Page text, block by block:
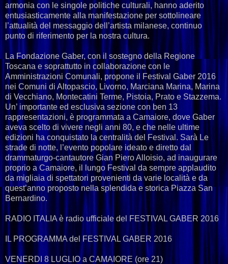
armonia con le singole politiche culturali, hanno aderito
entusiasticamente alla manifestazione per sottolineare
l’attualità del messaggio dell’artista milanese, continuo
punto di riferimento per la nostra cultura.
La Fondazione Gaber, con il sostegno della Regione
Toscana e soprattutto in collaborazione con le
Amministrazioni Comunali, propone il Festival Gaber 2016
nei Comuni di Altopascio, Livorno, Marciana Marina, Marina
di Vecchiano, Montecatini Terme, Pistoia, Prato e Stazzema.
Un’ importante ed esclusiva sezione con ben 13
rappresentazioni, è programmata a Camaiore, dove Gaber
aveva scelto di vivere negli anni 80, e che nelle ultime
edizioni ha conquistato la centralità del Festival. Sarà Le
strade di notte, l’evento popolare ideato e diretto dal
drammaturgo-cantautore Gian Piero Alloisio, ad inaugurare
proprio a Camaiore, il lungo Festival da sempre applaudito
da migliaia di spettatori provenienti da varie località e da
quest’anno proposto nella splendida e storica Piazza San
Bernardino.
RADIO ITALIA è radio ufficiale del FESTIVAL GABER 2016
IL PROGRAMMA del FESTIVAL GABER 2016
VENERDI 8 LUGLIO a CAMAIORE (ore 21)